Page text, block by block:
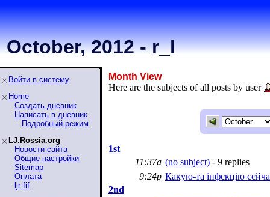
October, 2012 - r_l
Войти в систему
Home
- Создать дневник
- Написать в дневник
- Подробный режим
LJ.Rossia.org
- Новости сайта
- Общие настройки
- Sitemap
- Оплата
- ljr-fif
Month View
Here are the subjects of all posts by user
1st
11:37a (no subject) - 9 replies
9:24p Какую-та iнфєкцiю
2nd